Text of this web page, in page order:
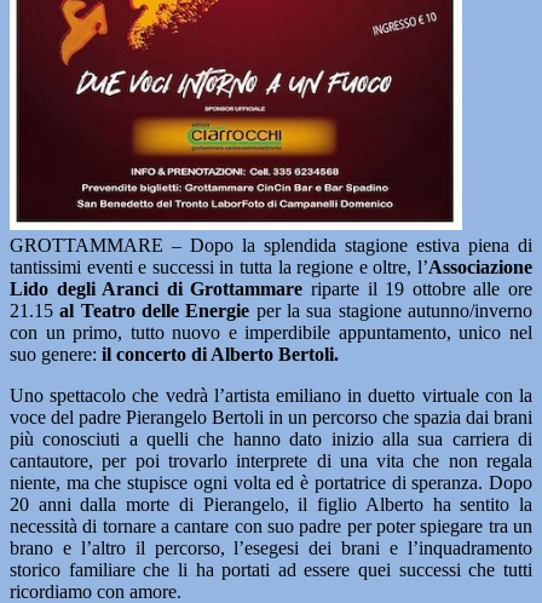
GROTTAMMARE – Dopo la splendida stagione estiva piena di
tantissimi eventi e successi in tutta la regione e oltre, l’Associazione
Lido degli Aranci di Grottammare riparte il 19 ottobre alle ore
21.15al Teatro delle Energie per la sua stagione autunno/inverno
con un primo, tutto nuovo e imperdibile appuntamento, unico nel
suo genere: il concerto di Alberto Bertoli.
Uno spettacolo che vedrà l’artista emiliano in duetto virtuale con la
voce del padre Pierangelo Bertoli in un percorso che spazia dai brani
più conosciuti a quelli che hanno dato inizio alla sua carriera di
cantautore, per poi trovarlo interprete di una vita che non regala
niente, ma che stupisce ogni volta ed è portatrice di speranza. Dopo
20 anni dalla morte di Pierangelo, il figlio Alberto ha sentito la
necessità di tornare a cantare con suo padre per poter spiegare tra un
brano e l’altro il percorso, l’esegesi dei brani e l’inquadramento
storico familiare che li ha portati ad essere quei successi che tutti
ricordiamo con amore.